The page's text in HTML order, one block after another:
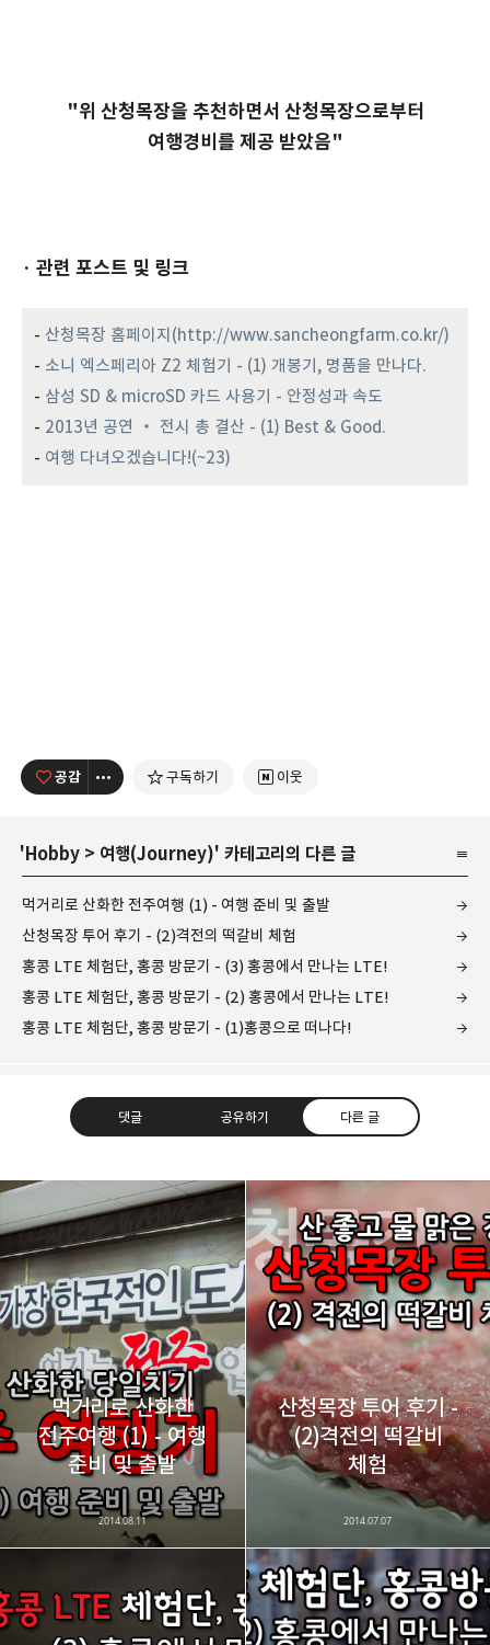
"위 산청목장을 추천하면서 산청목장으로부터
여행경비를 제공 받았음"
· 관련 포스트 및 링크
- 산청목장 홈페이지(http://www.sancheongfarm.co.kr/)
- 소니 엑스페리아 Z2 체험기 - (1) 개봉기, 명품을 만나다.
- 삼성 SD & microSD 카드 사용기 - 안정성과 속도
- 2013년 공연 ・ 전시 총 결산 - (1) Best & Good.
- 여행 다녀오겠습니다!(~23)
공감 구독하기 이웃
' Hobby > 여행(Journey)' 카테고리의 다른 글
먹거리로 산화한 전주여행 (1) - 여행 준비 및 출발
산청목장 투어 후기 - (2)격전의 떡갈비 체험
홍콩 LTE 체험단, 홍콩 방문기 - (3) 홍콩에서 만나는 LTE!
홍콩 LTE 체험단, 홍콩 방문기 - (2) 홍콩에서 만나는 LTE!
홍콩 LTE 체험단, 홍콩 방문기 - (1)홍콩으로 떠나다!
댓글 공유하기 다른 글
레이니아
다방면의 깊은 관심과 얕은 이해도를 갖춘 보편적
비주류이자 진화하는 영원한 주변인.
구독하기
구독하기 카카오톡 라인 트위터
카카오스토리 밴드 네이버 블로그
먹거리로 산화한
전주여행 (1) - 여행
준비 및 출발
2014.08.11
산청목장 투어 후기 -
(2)격전의 떡갈비
체험
2014.07.07